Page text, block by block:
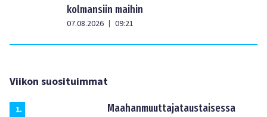
kolmansiin maihin
07.08.2026 | 09:21
Viikon suosituimmat
1.
Maahanmuuttajataustaisessa